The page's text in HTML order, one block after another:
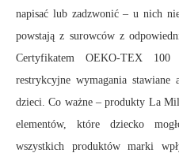
napisać lub zadzwonić – u nich
powstają z surowców z
Certyfikatem OEKO-TEX
restrykcyjne wymagania stawiane
dzieci. Co ważne – produkty La
elementów, które dziecko
wszystkich produktów marki